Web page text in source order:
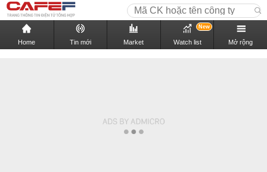
Home Tin mới Market Watch list
New
Mở rộng